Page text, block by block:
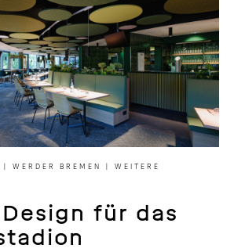
| WERDER BREMEN | WEITERE
für das